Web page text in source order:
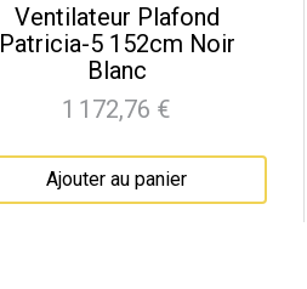
Ventilateur Plafond
Patricia-5 152cm Noir
Blanc
Prix
1 172,76 €
Ajouter au panier